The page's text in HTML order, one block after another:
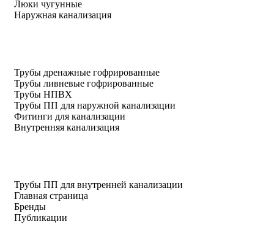
Люки чугунные
Наружная канализация
Трубы дренажные гофрированные
Трубы ливневые гофрированные
Трубы НПВХ
Трубы ПП для наружной канализации
Фитинги для канализации
Внутренняя канализация
Трубы ПП для внутренней канализации
Главная страница
Бренды
Публикации